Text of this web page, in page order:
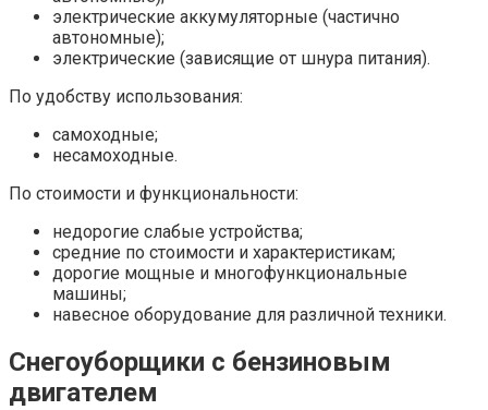
электрические аккумуляторные (частично
автономные);
электрические (зависящие от шнура питания).
По удобству использования:
самоходные;
несамоходные.
По стоимости и функциональности:
недорогие слабые устройства;
средние по стоимости и характеристикам;
дорогие мощные и многофункциональные
машины;
навесное оборудование для различной техники.
Снегоуборщики с бензиновым
двигателем